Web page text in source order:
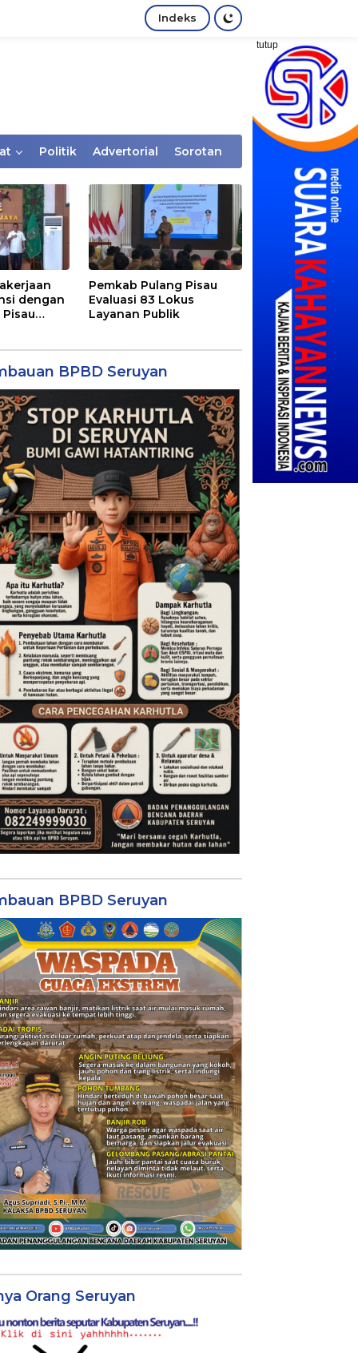
Indeks
tutup
Politik Advertorial Sorotan
dengan
Pemkab Pulang Pisau
Evaluasi 83 Lokus
Layanan Publik
BPBD Seruyan
BPBD Seruyan
Orang Seruyan